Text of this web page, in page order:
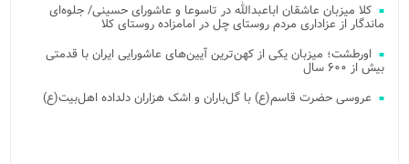
کلا میزبان عاشقان اباعبدالله در تاسوعا و عاشورای حسینی/ جلوه‌ای
ماندگار از عزاداری مردم روستای چل در امامزاده روستای کلا
اورطشت؛ میزبان یکی از کهن‌ترین آیین‌های عاشورایی ایران با قدمتی
بیش از ۶۰۰ سال
عروسی حضرت قاسم(ع) با گل‌باران و اشک هزاران دلداده اهل‌بیت(ع)